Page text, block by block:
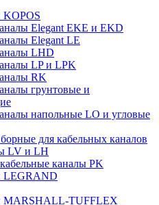
KOPOS
Elegant EKE и EKD
Elegant LE
LHD
LP и LPK
RK
грунтовые и
напольные LO и угловые
для кабельных каналов
LV и LH
каналы PK
LEGRAND
MARSHALL-TUFFLEX